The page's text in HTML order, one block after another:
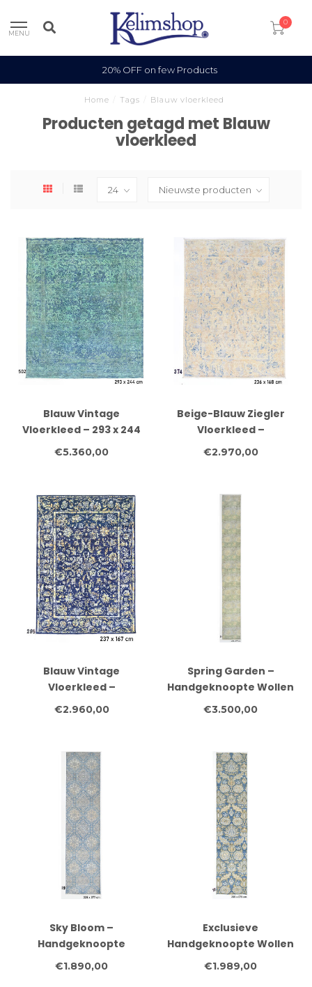
MENU
0
20% OFF on few Products
Home Tags Blauw vloerkleed
Producten getagd met Blauw
vloerkleed
Blauw Vintage
Vloerkleed – 293 x 244
cm – Handgeknoopt
€5.360,00
Beige-Blauw Ziegler
Vloerkleed –
Handgeknoopt Wol –
€2.970,00
Blauw Vintage
Vloerkleed –
Handgeknoopt – 237 x
167 cm
€2.960,00
Spring Garden –
Handgeknoopte Wollen
Loper – 608 x 077 cm –
Groen & Lichtblauw
€3.500,00
Sky Bloom –
Handgeknoopte
Wolkenloper – 328 x 077
cm – Lichtblauw, Ivoor
€1.890,00
Exclusieve
Handgeknoopte Wollen
Loper – Klassiek Design
in Blauw en Goud – 355
€1.989,00